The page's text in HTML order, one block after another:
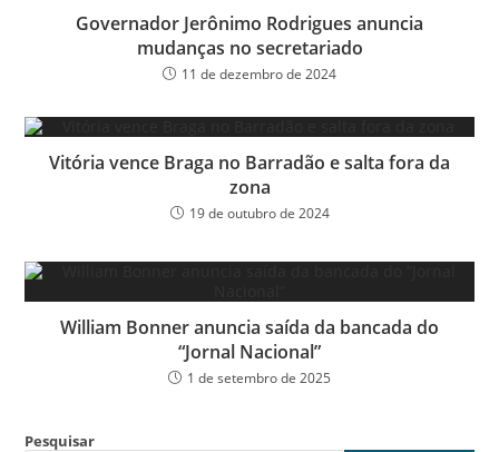
Governador Jerônimo Rodrigues anuncia
mudanças no secretariado
11 de dezembro de 2024
Vitória vence Braga no Barradão e salta fora da
zona
19 de outubro de 2024
William Bonner anuncia saída da bancada do
“Jornal Nacional”
1 de setembro de 2025
Pesquisar